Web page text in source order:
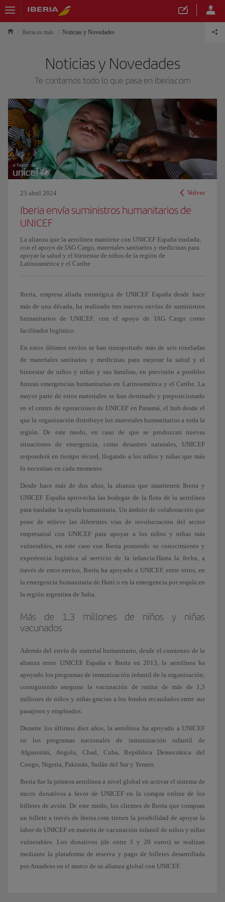
Iberia es más Noticias y Novedades
Noticias y Novedades
Te contamos todo lo que pasa en Iberia.com
23 abril 2024 Volver
Iberia envía suministros humanitarios de
UNICEF
La alianza que la aerolínea mantiene con UNICEF España traslada,
con el apoyo de IAG Cargo, materiales sanitarios y medicinas para
apoyar la salud y el bienestar de niños de la región de
Latinoamérica y el Caribe
Iberia, empresa aliada estratégica de UNICEF España desde hace
más de una década, ha realizado tres nuevos envíos de suministros
humanitarios de UNICEF, con el apoyo de IAG Cargo como
facilitador logístico.
En estos últimos envíos se han transportado más de seis toneladas
de materiales sanitarios y medicinas para mejorar la salud y el
bienestar de niños y niñas y sus familias, en previsión a posibles
futuras emergencias humanitarias en Latinoamérica y el Caribe. La
mayor parte de estos materiales se han destinado y preposicionado
en el centro de operaciones de UNICEF en Panamá, el hub desde el
que la organización distribuye los materiales humanitarios a toda la
región. De este modo, en caso de que se produzcan nuevas
situaciones de emergencia, como desastres naturales, UNICEF
responderá en tiempo récord, llegando a los niños y niñas que más
lo necesitan en cada momento.
Desde hace más de dos años, la alianza que mantienen Iberia y
UNICEF España aprovecha las bodegas de la flota de la aerolínea
para trasladar la ayuda humanitaria. Un ámbito de colaboración que
pone de relieve las diferentes vías de involucración del sector
empresarial con UNICEF para apoyar a los niños y niñas más
vulnerables, en este caso con Iberia poniendo su conocimiento y
experiencia logística al servicio de la infancia.Hasta la fecha, a
través de estos envíos, Iberia ha apoyado a UNICEF, entre otros, en
la emergencia humanitaria de Haití o en la emergencia por sequía en
la región argentina de Salta.
Más de 1,3 millones de niños y niñas
vacunados
Además del envío de material humanitario, desde el comienzo de la
alianza entre UNICEF España e Iberia en 2013, la aerolínea ha
apoyado los programas de inmunización infantil de la organización,
consiguiendo asegurar la vacunación de rutina de más de 1,3
millones de niños y niñas gracias a los fondos recaudados entre sus
pasajeros y empleados.
Durante los últimos diez años, la aerolínea ha apoyado a UNICEF
en los programas nacionales de inmunización infantil de
Afganistán, Angola, Chad, Cuba, República Democrática del
Congo, Nigeria, Pakistán, Sudán del Sur y Yemen.
Iberia fue la primera aerolínea a nivel global en activar el sistema de
micro donativos a favor de UNICEF en la compra online de los
billetes de avión. De este modo, los clientes de Iberia que compran
un billete a través de iberia.com tienen la posibilidad de apoyar la
labor de UNICEF en materia de vacunación infantil de niños y niñas
vulnerables. Los donativos (de entre 3 y 20 euros) se realizan
mediante la plataforma de reserva y pago de billetes desarrollada
por Amadeus en el marco de su alianza global con UNICEF.